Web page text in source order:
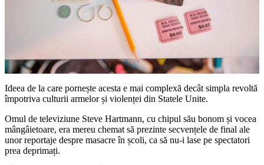
Ideea de la care pornește acesta e mai complexă decât simpla revoltă
împotriva culturii armelor și violenței din Statele Unite.
Omul de televiziune Steve Hartmann, cu chipul său bonom și vocea
mângâietoare, era mereu chemat să prezinte secvențele de final ale
unor reportaje despre masacre în școli, ca să nu-i lase pe spectatori
prea deprimați.